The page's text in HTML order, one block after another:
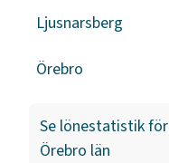
Ljusnarsberg
Örebro
Se lönestatistik för
Örebro län